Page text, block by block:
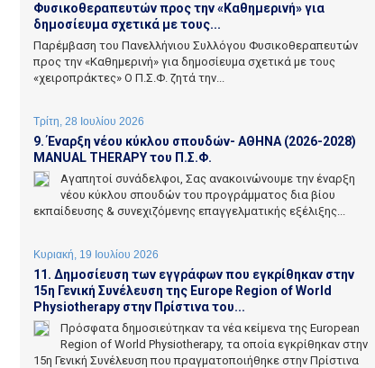
Φυσικοθεραπευτών προς την «Καθημερινή» για
δημοσίευμα σχετικά με τους...
Παρέμβαση του Πανελλήνιου Συλλόγου Φυσικοθεραπευτών
προς την «Καθημερινή» για δημοσίευμα σχετικά με τους
«χειροπράκτες» Ο Π.Σ.Φ. ζητά την...
Τρίτη, 28 Ιουλίου 2026
9. Έναρξη νέου κύκλου σπουδών- ΑΘΗΝΑ (2026-2028)
MANUAL THERAPY του Π.Σ.Φ.
Αγαπητοί συνάδελφοι, Σας ανακοινώνουμε την έναρξη
νέου κύκλου σπουδών του προγράμματος δια βίου
εκπαίδευσης & συνεχιζόμενης επαγγελματικής εξέλιξης...
Κυριακή, 19 Ιουλίου 2026
11. Δημοσίευση των εγγράφων που εγκρίθηκαν στην
15η Γενική Συνέλευση της Europe Region of World
Physiotherapy στην Πρίστινα του...
Πρόσφατα δημοσιεύτηκαν τα νέα κείμενα της European
Region of World Physiotherapy, τα οποία εγκρίθηκαν στην
15η Γενική Συνέλευση που πραγματοποιήθηκε στην Πρίστινα